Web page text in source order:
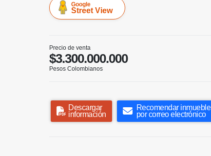
Google
Street View
Precio de venta
$3.300.000.000
Pesos Colombianos
Descargar
información
Recomendar inmueble
por correo electrónico